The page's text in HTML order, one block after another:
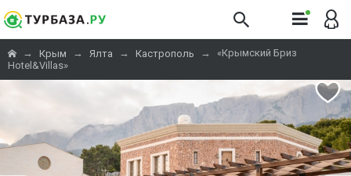
→ Крым → Ялта → Кастрополь →
«Крымский Бриз
Hotel&Villas»